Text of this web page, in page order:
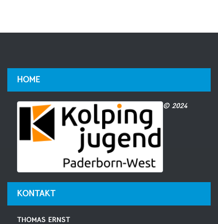
HOME
© 2024
KONTAKT
THOMAS ERNST